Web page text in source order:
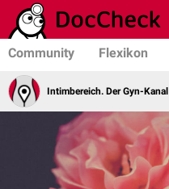
Community Flexikon
Intimbereich. Der Gyn-Kanal